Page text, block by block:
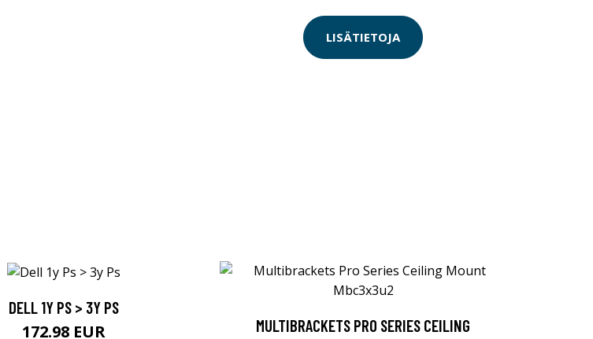
LISÄTIETOJA
DELL 1Y PS > 3Y PS
172.98 EUR
MULTIBRACKETS PRO SERIES CEILING